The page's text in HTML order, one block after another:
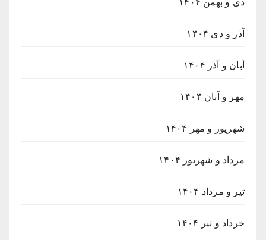
آذر و دی ۱۴۰۴
آبان و آذر ۱۴۰۴
مهر و آبان ۱۴۰۴
شهریور و مهر ۱۴۰۴
مرداد و شهریور ۱۴۰۴
تیر و مرداد ۱۴۰۴
خرداد و تیر ۱۴۰۴